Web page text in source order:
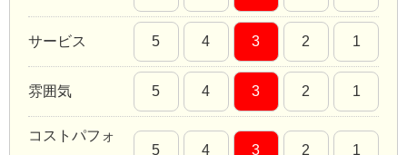
サービス 5 4 3 2 1
雰囲気 5 4 3 2 1
コストパフォ
5
4 3 2 1